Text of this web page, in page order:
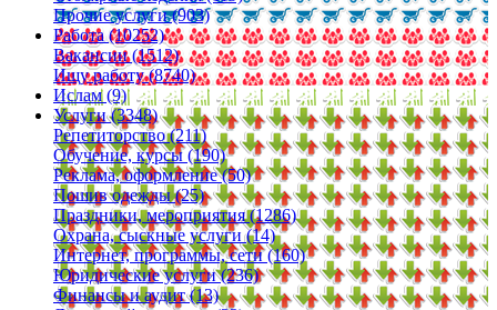
Прочие услуги (903)
Работа (10252)
Вакансии (1512)
Ищу работу (8740)
Ислам (9)
Услуги (3348)
Репетиторство (211)
Обучение, курсы (190)
Реклама, оформление (50)
Пошив одежды (25)
Праздники, мероприятия (1286)
Охрана, сыскные услуги (14)
Интернет, программы, сети (160)
Юридические услуги (236)
Финансы и аудит (13)